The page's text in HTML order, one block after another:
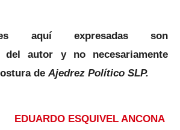
aquí expresadas son
del autor y no necesariamente
deAjedrez Político SLP.
EDUARDO ESQUIVEL ANCONA